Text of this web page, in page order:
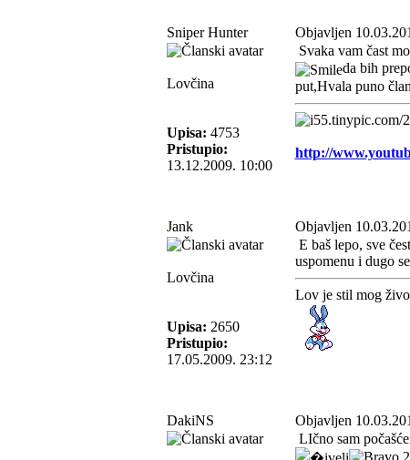
Sniper Hunter Objavljen
Lovčina
Upisa: 4753
Pristupio:
13.12.2009. 10:00
Svaka vam čast
da bih
put,Hvala puno
http://
Jank Objavljen
Lovčina
Upisa: 2650
Pristupio:
17.05.2009. 23:12
E baš lepo, sve
uspomenu i dugo
Lov je stil mog
DakiNS Objavljen
LIčno sam